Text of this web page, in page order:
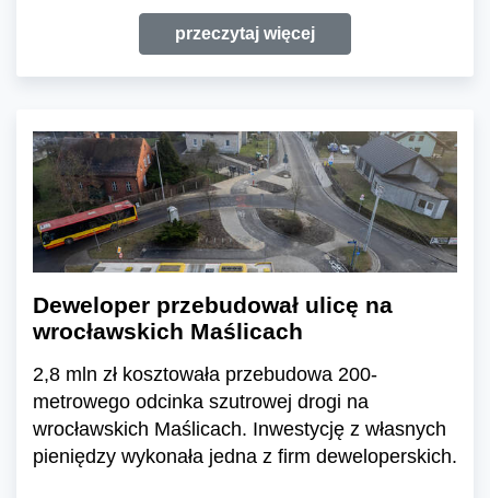
przeczytaj więcej
Deweloper przebudował ulicę na
wrocławskich Maślicach
2,8 mln zł kosztowała przebudowa 200-
metrowego odcinka szutrowej drogi na
wrocławskich Maślicach. Inwestycję z własnych
pieniędzy wykonała jedna z firm deweloperskich.